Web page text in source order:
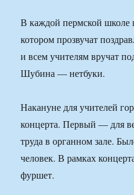
В каждой пермской школе
котором прозвучат
и всем учителям вручат
Шубина — нетбуки.
Накануне для учителей
концерта. Первый — для
труда в органном зале.
человек. В рамках
фуршет.